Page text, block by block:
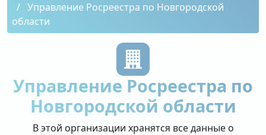
Управление Росреестра по Новгородской
области
Управление Росреестра по
Новгородской области
В этой организации хранятся все данные о